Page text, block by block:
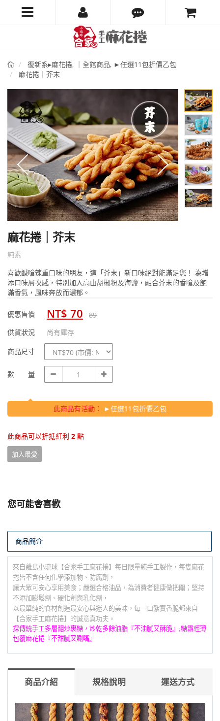
小
琉
球
合
家
麻
花
捲
首
頁
復新系▸麻花捲, ｜全館商品, ►任選11包折價乙包
麻花捲｜芥末
麻花捲｜芥末
純素
喜歡鹹嗆辣重口味的朋友，這「芥末」新口味絕對能滿足您！ 為增
添口味層次感，特別加入高山胡椒粉及海鹽，融合芥末的香嗆及飽
滿香氣，風味奔放而濃郁。
優惠售價 NT$ 70
89
供貨狀況
尚有庫存
商品尺寸
規
格
數 量
數
量
此商品有活動： ►任選11包折價乙包
此商品可以折抵紅利 2 點
加入最愛
您可能會喜歡
商品簡介
來自離島小琉球【合家手工麻花捲】每日限量純手工製作，每隻麻花
捲皆不含任何化學添加物、防腐劑，
讓大眾可安心享用美食； 嚴選合格油品，為消費者健康做把關；堅持
不添加膨鬆劑、硬化劑與乳化劑，
以最單純的食材創造最安心與迷人的美味， 每一口紮實香脆都來自
【合家手工麻花捲】的誠意真功夫。
採傳統手工多層翻炒裹糖，炒乾多餘油脂『不油膩又酥脆』;糖霜輕薄
包覆麻花捲『不甜膩又唰嘴』
商品介紹 規格說明 運送方式